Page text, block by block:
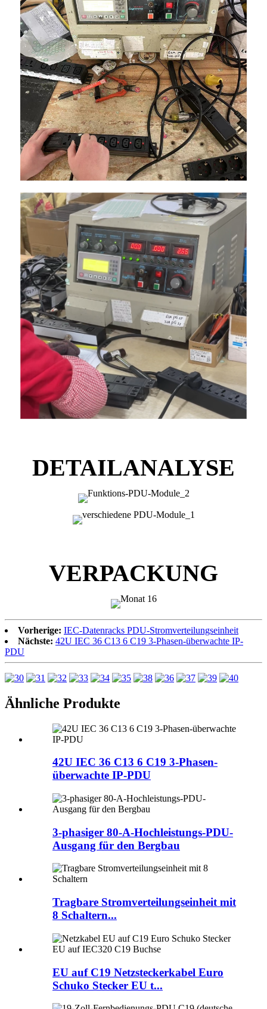
DETAILANALYSE
VERPACKUNG
Vorherige: IEC-Datenracks PDU-Stromverteilungseinheit
Nächste: 42U IEC 36 C13 6 C19 3-Phasen-überwachte IP-
PDU
Ähnliche Produkte
42U IEC 36 C13 6 C19 3-Phasen-
überwachte IP-PDU
3-phasiger 80-A-Hochleistungs-PDU-
Ausgang für den Bergbau
Tragbare Stromverteilungseinheit mit
8 Schaltern...
EU auf C19 Netzsteckerkabel Euro
Schuko Stecker EU t...